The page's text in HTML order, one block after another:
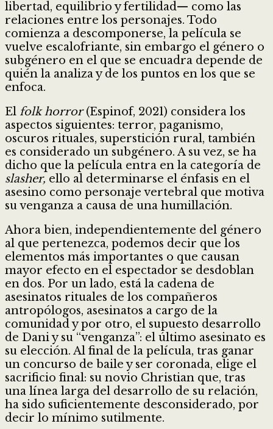
libertad, equilibrio y fertilidad— como las
relaciones entre los personajes. Todo
comienza a descomponerse, la película se
vuelve escalofriante, sin embargo el género o
subgénero en el que se encuadra depende de
quién la analiza y de los puntos en los que se
enfoca.
El folk horror(Espinof, 2021) considera los
aspectos siguientes: terror, paganismo,
oscuros rituales, superstición rural, también
es considerado un subgénero. A su vez, se ha
dicho que la película entra en la categoría de
slasher, ello al determinarse el énfasis en el
asesino como personaje vertebral que motiva
su venganza a causa de una humillación.
Ahora bien, independientemente del género
al que pertenezca, podemos decir que los
elementos más importantes o que causan
mayor efecto en el espectador se desdoblan
en dos. Por un lado, está la cadena de
asesinatos rituales de los compañeros
antropólogos, asesinatos a cargo de la
comunidad y por otro, el supuesto desarrollo
de Dani y su “venganza”: el último asesinato es
su elección. Al final de la película, tras ganar
un concurso de baile y ser coronada, elige el
sacrificio final: su novio Christian que, tras
una línea larga del desarrollo de su relación,
ha sido suficientemente desconsiderado, por
decir lo mínimo sutilmente.